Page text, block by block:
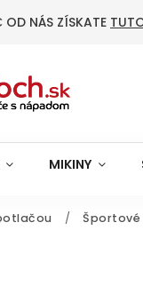
NÁS ZÍSKATE
MIKINY
/